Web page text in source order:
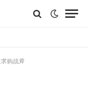
购战斧